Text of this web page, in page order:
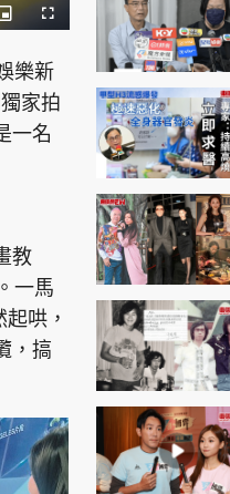
星島環球 The
東周網 版權所有 . 不得轉載
P
i
u
r
e
-
i
-
P
F
u
s
c
r
e
e
樂新
家拍
一名
教
一馬
哄，
，搞